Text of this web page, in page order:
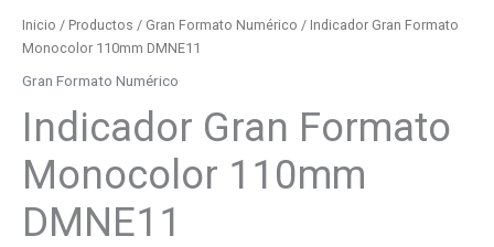
Inicio / Productos / Gran Formato Numérico / Indicador Gran Formato
Monocolor 110mm DMNE11
Gran Formato Numérico
Indicador Gran Formato
Monocolor 110mm
DMNE11